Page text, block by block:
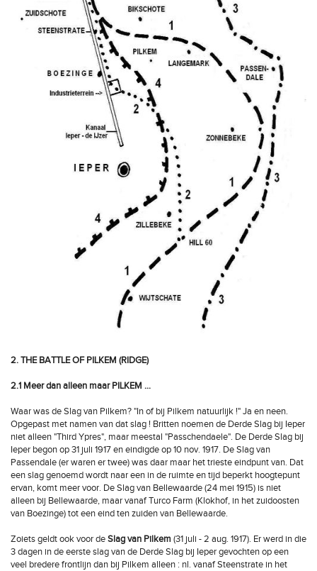
2. THE BATTLE OF PILKEM (RIDGE)
2.1 Meer dan alleen maar PILKEM …
Waar was de Slag van Pilkem? "In of bij Pilkem natuurlijk !" Ja en neen.
Opgepast met namen van dat slag ! Britten noemen de Derde Slag bij Ieper
niet alleen "Third Ypres", maar meestal "Passchendaele". De Derde Slag bij
Ieper begon op 31 juli 1917 en eindigde op 10 nov. 1917. De Slag van
Passendale (er waren er twee) was daar maar het trieste eindpunt van. Dat
een slag genoemd wordt naar een in de ruimte en tijd beperkt hoogtepunt
ervan, komt meer voor. De Slag van Bellewaarde (24 mei 1915) is niet
alleen bij Bellewaarde, maar vanaf Turco Farm (Klokhof, in het zuidoosten
van Boezinge) tot een eind ten zuiden van Bellewaarde.
Zoiets geldt ook voor deSlag van Pilkem (31 juli - 2 aug. 1917). Er werd in die
3 dagen in de eerste slag van de Derde Slag bij Ieper gevochten op een
veel bredere frontlijn dan bij Pilkem alleen : nl. vanaf Steenstrate in het